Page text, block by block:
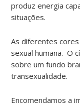
produz energia
situações.
As diferentes
sexual humana. O
sobre um fundo
transexualidade.
Encomendamos a